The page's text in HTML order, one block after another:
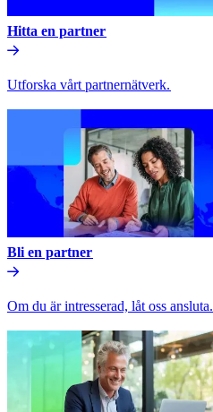
Hitta en partner​​
Utforska vårt partnernätverk.​​
Bli en partner​​
Om du är intresserad, låt oss ansluta.​​